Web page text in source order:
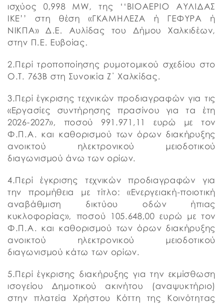
ισχύος 0,998 MW, της ‘‘ΒΙΟΑΕΡΙΟ ΑΥΛΙΔΑΣ
ΙΚΕ’’ στη θέση «ΓΚΑΜΗΛΕΖΑ ή ΓΕΦΥΡΑ ή
ΝΙΚΠΑ» Δ.Ε. Αυλίδας του Δήμου Χαλκιδέων,
στην Π.Ε. Ευβοίας.
2.Περί τροποποίησης ρυμοτομικού σχεδίου στο
Ο.Τ. 763Β στη Συνοικία Ζ΄ Χαλκίδας.
3.Περί έγκρισης τεχνικών προδιαγραφών για τις
«Εργασίες συντήρησης πρασίνου για τα έτη
2026-2027», ποσού 991.971,11 ευρώ με τον
Φ.Π.Α. και καθορισμού των όρων διακήρυξης
ανοικτού ηλεκτρονικού μειοδοτικού
διαγωνισμού άνω των ορίων.
4.Περί έγκρισης τεχνικών προδιαγραφών για
την προμήθεια με τίτλο: «Ενεργειακή-ποιοτική
αναβάθμιση δικτύου οδών ήπιας
κυκλοφορίας», ποσού 105.648,00 ευρώ με τον
Φ.Π.Α. και καθορισμού των όρων διακήρυξης
ανοικτού ηλεκτρονικού μειοδοτικού
διαγωνισμού κάτω των ορίων.
5.Περί έγκρισης διακήρυξης για την εκμίσθωση
ισογείου Δημοτικού ακινήτου (αναψυκτήριο)
στην πλατεία Χρήστου Κόττη της Κοινότητας